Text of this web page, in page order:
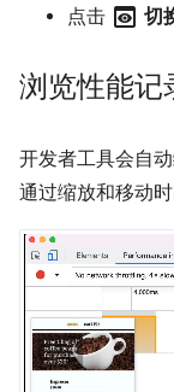
点击 preview 切
浏览性能记
开发者工具会自
通过缩放和移动